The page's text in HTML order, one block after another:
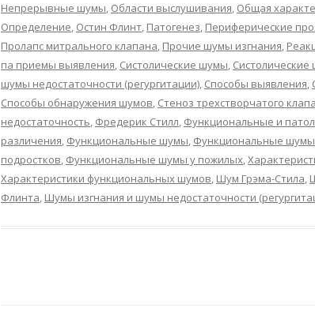
Непрерывные шумы, Области выслушивания, Общая
Определение, Остин Флинт, Патогенез, Периферические
Пролапс митрального клапана, Прочие шумы изгнания,
па приемы выявления, Систолические шумы,
шумы недостаточности (регургитации), Способы выявления,
Способы обнаружения шумов, Стеноз трехстворчатого
недостаточность, Фредерик Стилл, Функциональные и
различения, Функциональные шумы, Функциональные шумы
подростков, Функциональные шумы у пожилых,
Характеристики функциональных шумов, Шум Грэма-Стила,
Флинта, Шумы изгнания и шумы недостаточности